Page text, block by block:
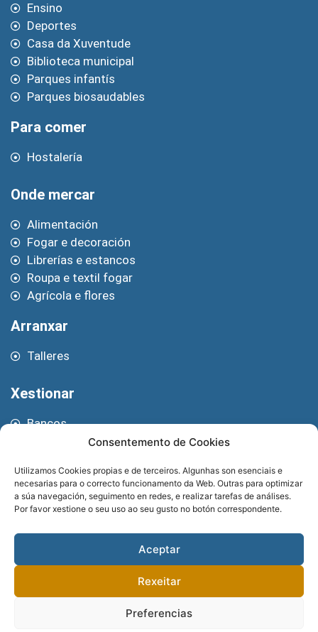
Consentemento de Cookies
Utilizamos Cookies propias e de terceiros. Algunhas son esenciais e
necesarias para o correcto funcionamento da Web. Outras para optimizar
a súa navegación, seguimento en redes, e realizar tarefas de análises.
Por favor xestione o seu uso ao seu gusto no botón correspondente.
Aceptar
Rexeitar
Preferencias
Ensino
Deportes
Casa da Xuventude
Biblioteca municipal
Parques infantís
Parques biosaudables
Para comer
Hostalería
Onde mercar
Alimentación
Fogar e decoración
Librerías e estancos
Roupa e textil fogar
Agrícola e flores
Arranxar
Talleres
Xestionar
Bancos
Reformar
Electricidade